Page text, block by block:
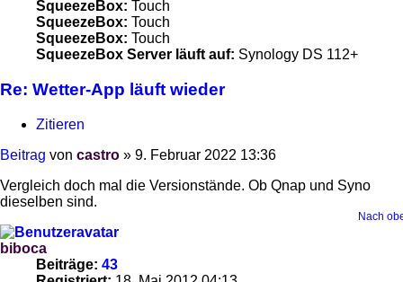
SqueezeBox: Touch
SqueezeBox: Touch
SqueezeBox: Touch
SqueezeBox Server läuft auf: Synology DS 112+
Re: Wetter-App läuft wieder
Zitieren
Beitrag von castro » 9. Februar 2022 13:36
Vergleich doch mal die Versionstände. Ob Qnap und Syno
dieselben sind.
Nach
biboca
Beiträge: 43